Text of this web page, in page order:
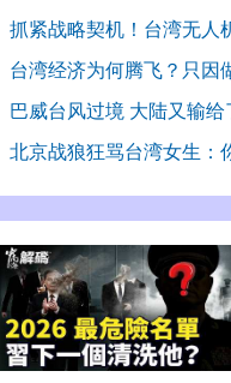
抓紧战略契机！台湾无人
台湾经济为何腾飞？只因
巴威台风过境 大陆又输给
北京战狼狂骂台湾女生：